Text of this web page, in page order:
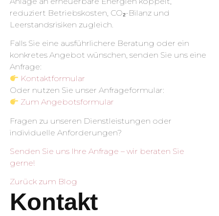
reduziert Betriebskosten, CO₂-Bilanz und
Leerstandsrisiken zugleich.
Falls Sie eine ausführlichere Beratung oder ein
konkretes Angebot wünschen, senden Sie uns eine
Anfrage:
Kontaktformular
Oder nutzen Sie unser Anfrageformular:
Zum Angebotsformular
Fragen zu unseren Dienstleistungen oder
individuelle Anforderungen?
Senden Sie uns Ihre Anfrage – wir beraten Sie
gerne!
Zurück zum Blog
Kontakt